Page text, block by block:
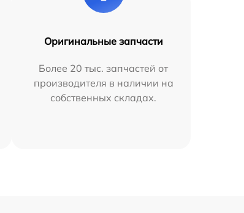
Оригинальные запчасти
Более 20 тыс. запчастей от
производителя в наличии на
собственных складах.